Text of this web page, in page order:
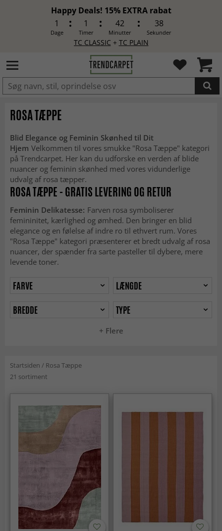
Happy Deals! 15% EXTRA rabat
1
Dage
1
Timer
42
Minutter
36
Sekunder
TC CLASSIC + TC PLAIN
ROSA TÆPPE
Blid Elegance og Feminin Skønhed til Dit
Hjem Velkommen til vores smukke "Rosa Tæppe" kategori
på Trendcarpet. Her kan du udforske en verden af blide
nuancer og feminin skønhed med vores vidunderlige
udvalg af rosa tæpper.
ROSA TÆPPE - GRATIS LEVERING OG RETUR
Feminin Delikatesse: Farven rosa symboliserer
femininitet, kærlighed og ømhed. Den bringer en blid
elegance og en følelse af indre ro til ethvert rum. Vores
"Rosa Tæppe" kategori præsenterer et bredt udvalg af rosa
nuancer, der spænder fra sarte pasteller til dybere, mere
levende toner.
+ Flere
FARVE
LÆNGDE
BREDDE
TYPE
Startsiden / Rosa Tæppe
21 sortiment